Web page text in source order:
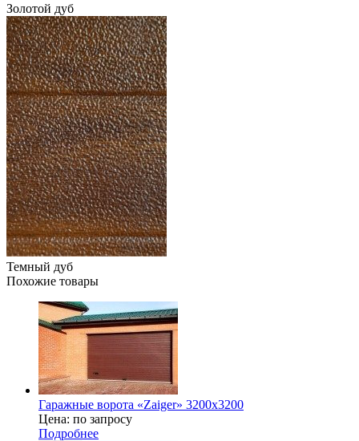
Золотой дуб
Темный дуб
Похожие товары
Гаражные ворота «Zaiger» 3200x3200
Цена: по запросу
Подробнее